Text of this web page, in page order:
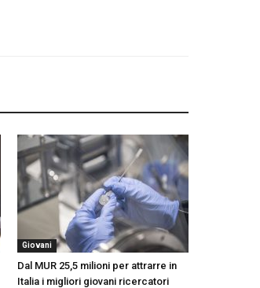
Giovani
Dal MUR 25,5 milioni per attrarre in
Italia i migliori giovani ricercatori